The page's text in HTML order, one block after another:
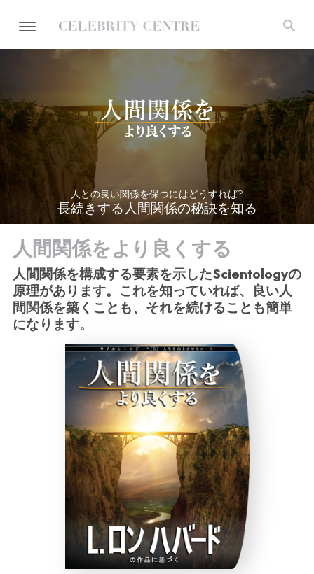
人との良い関係を保つにはどうすれば?
長続きする人間関係の秘訣を知る
人間関係をより良くする
人間関係を構成する要素を示したScientologyの
原理があります。これを知っていれば、良い人
間関係を築くことも、それを続けることも簡単
になります。